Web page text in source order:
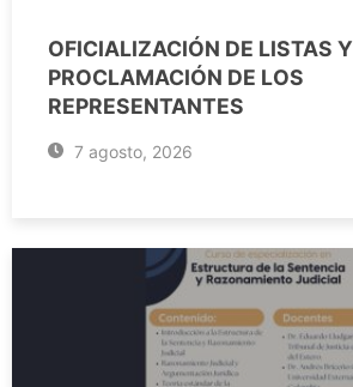
OFICIALIZACIÓN DE LISTAS Y
PROCLAMACIÓN DE LOS
REPRESENTANTES
7 agosto, 2026